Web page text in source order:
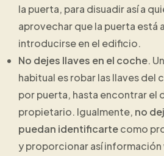
la puerta, para disuadir así a
aprovechar que la puerta está
introducirse en el edificio.
No dejes llaves en el coche.
habitual es robar las llaves del
por puerta, hasta encontrar el
propietario. Igualmente, no
puedan identificartecomo
y proporcionar así información